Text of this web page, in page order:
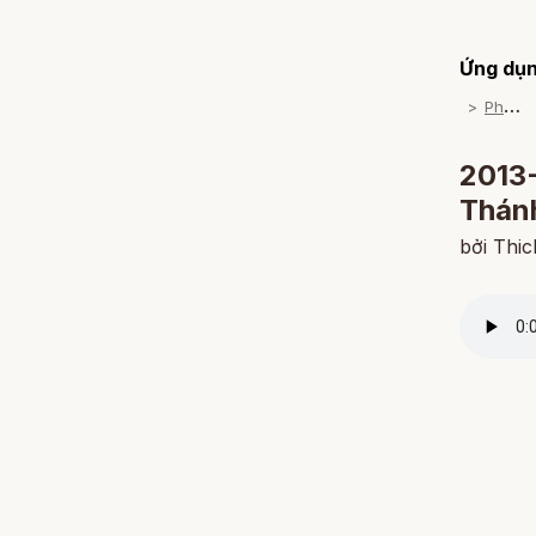
Ứng
P
háp Thoại
bởi